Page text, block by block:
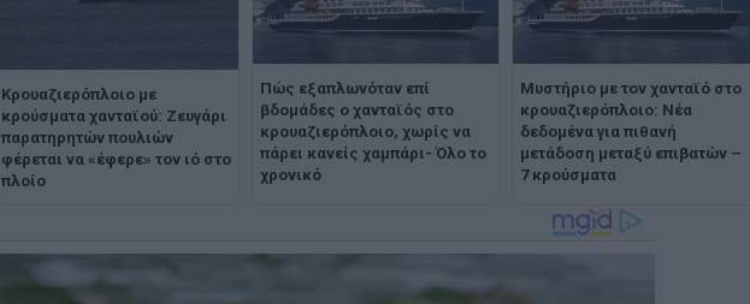
Κρουαζιερόπλοιο με
κρούσματα χανταϊού: Ζευγάρι
παρατηρητών πουλιών
φέρεται να «έφερε» τον ιό στο
πλοίο
Πώς εξαπλωνόταν επί
βδομάδες ο χανταϊός στο
κρουαζιερόπλοιο, χωρίς να
πάρει κανείς χαμπάρι- Όλο το
χρονικό
Μυστήριο με τον χανταϊό στο
κρουαζιερόπλοιο: Νέα
δεδομένα για πιθανή
μετάδοση μεταξύ επιβατών –
7 κρούσματα